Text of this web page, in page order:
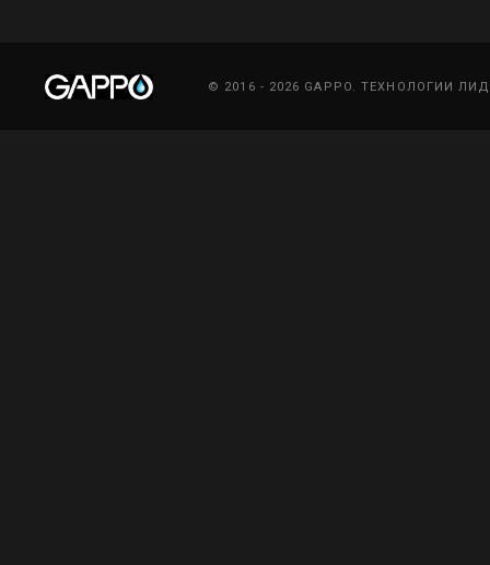
© 2016 - 2026 GAPPO. ТЕХНОЛОГИИ